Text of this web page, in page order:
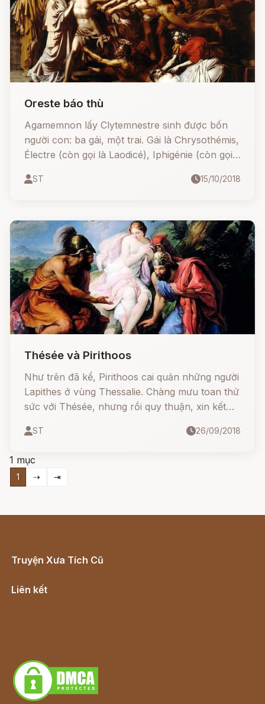
Oreste báo thù
Agamemnon lấy Clytemnestre sinh được bốn
người con: ba gái, một trai. Gái là Chrysothémis,
Électre (còn gọi là Laodicé), Iphigénie (còn gọi
ST 15/10/2018
Thésée và Pirithoos
Như trên đã kể, Pirithoos cai quản những người
Lapithes ở vùng Thessalie. Chàng mưu toan thử
sức với Thésée, nhưng rồi quy thuận, xin kết
sống chết có nhau.
ST 26/09/2018
1 mục
1 ⇢ ⇥
Truyện Xưa Tích Cũ
Liên kết